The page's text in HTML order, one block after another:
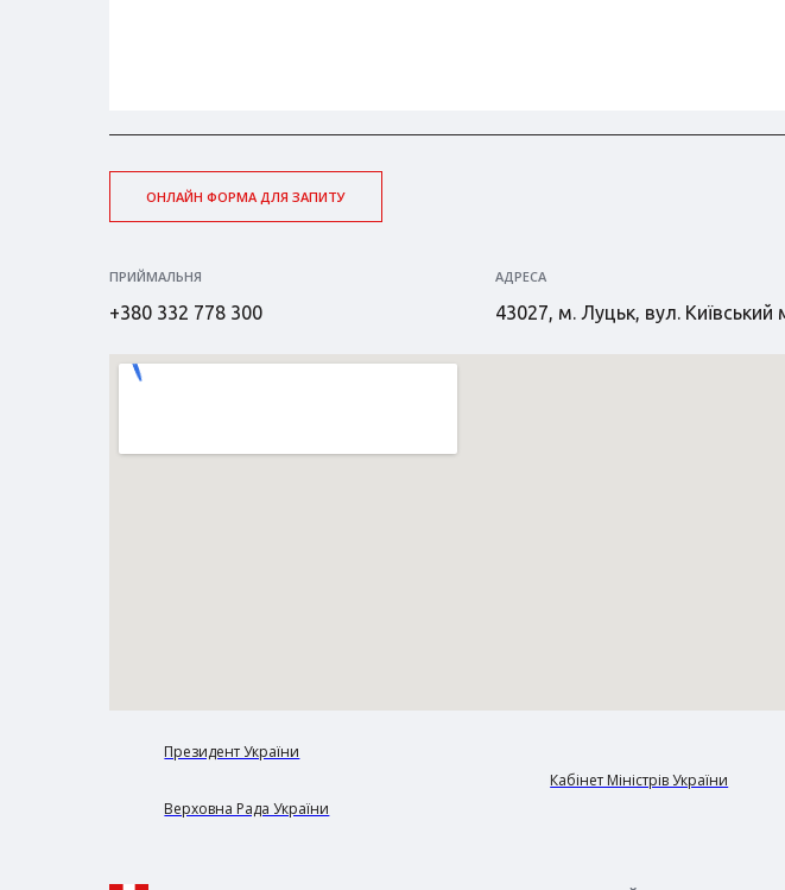
ОНЛАЙН ФОРМА ДЛЯ ЗАПИТУ
ПРИЙМАЛЬНЯ
+380 332 778 300
АДРЕСА
43027, м. Луцьк, вул. Київський
Президент України
Верховна Рада України
Кабінет Міністрів України